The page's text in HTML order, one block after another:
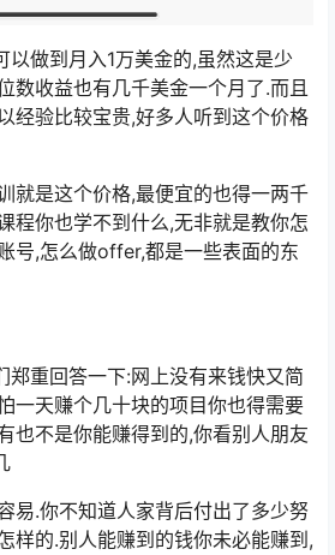
以做到月入1万美金的,虽然这是少
数收益也有几千美金一个月了.而且
经验比较宝贵,好多人听到这个价格
就是这个价格,最便宜的也得一两千
程你也学不到什么,无非就是教你怎
号,怎么做offer,都是一些表面的东
郑重回答一下:网上没有来钱快又简
一天赚个几十块的项目你也得需要
也不是你能赚得到的,你看别人朋友
易.你不知道人家背后付出了多少努
样的.别人能赚到的钱你未必能赚到,